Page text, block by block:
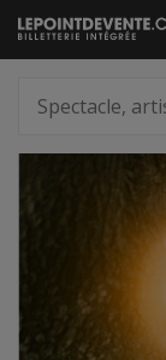
Passer
au
artiste,
lieu...